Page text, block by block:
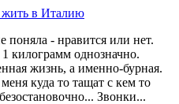
жить в Италию
- нравится или нет.
килограмм однозначно.
жизнь, а именно-бурная.
куда то тащат с кем то
Звонки...